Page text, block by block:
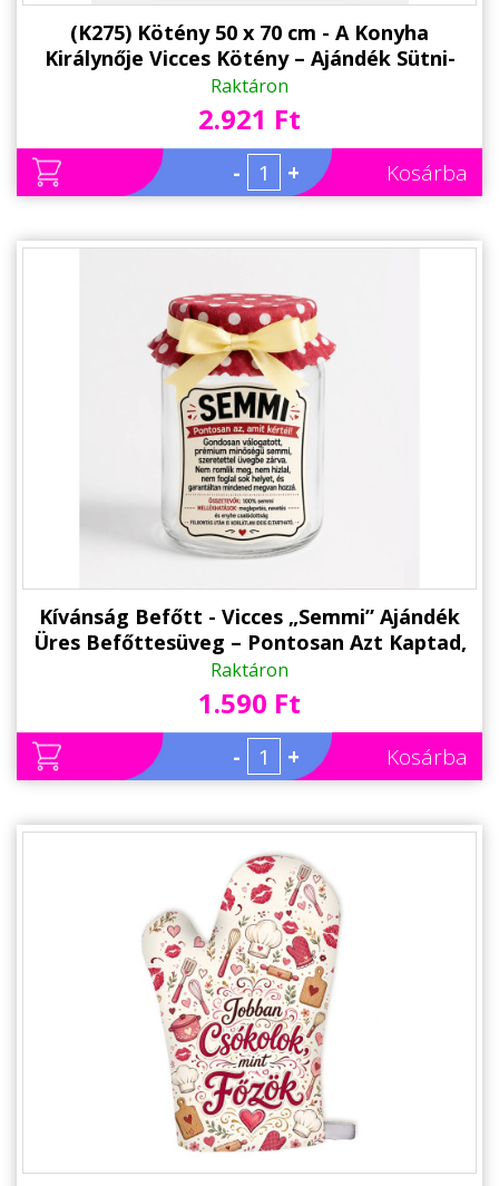
(K275) Kötény 50 x 70 cm - A Konyha
Királynője Vicces Kötény – Ajándék Sütni-
Főzni Szerető Nőknek
Raktáron
2.921 Ft
- + Kosárba
Kívánság Befőtt - Vicces „Semmi” Ajándék
Üres Befőttesüveg – Pontosan Azt Kaptad,
Amit Kértél
Raktáron
1.590 Ft
- + Kosárba